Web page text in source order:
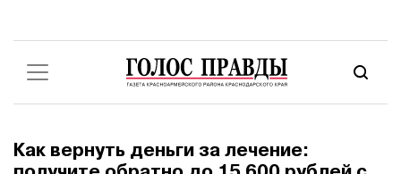
Как вернуть деньги за лечение: